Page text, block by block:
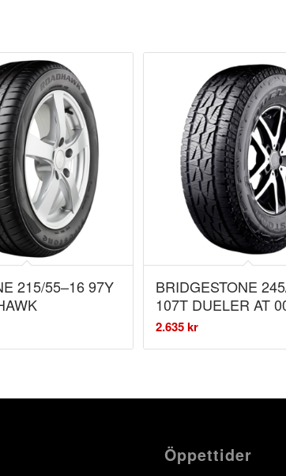
215/55–16 97Y
BRIDGESTONE
107T DUELER AT
2.635kr
Öppettider